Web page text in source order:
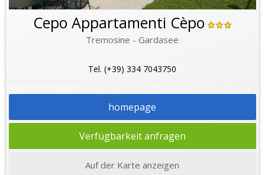
Cepo Appartamenti Cèpo
Tremosine - Gardasee
Tel. (+39) 334 7043750
homepage
Verfügbarkeit anfragen
Auf der Karte anzeigen